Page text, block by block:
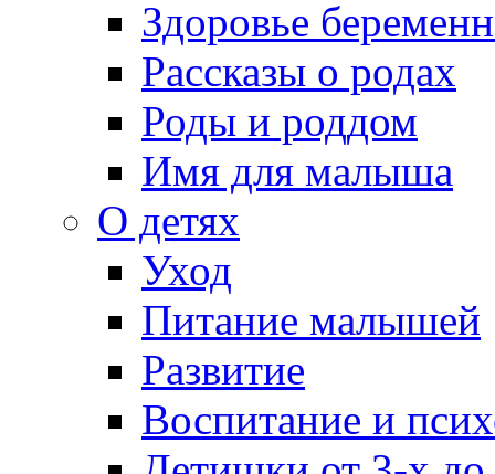
Здоровье
Рассказы о родах
Роды и роддом
Имя для малыша
О детях
Уход
Питание малышей
Развитие
Воспитание и